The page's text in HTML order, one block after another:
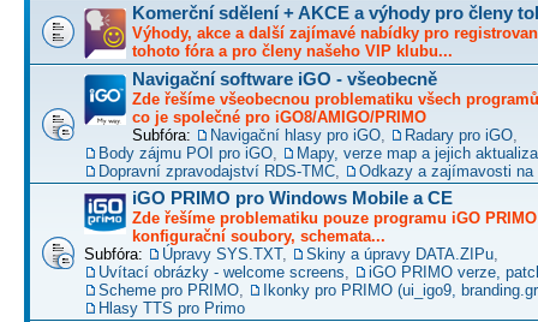
Komerční sdělení + AKCE a výhody pro členy
Výhody, akce a další zajímavé nabídky pro
tohoto fóra a pro členy našeho VIP klubu...
Navigační software iGO - všeobecně
Zde řešíme všeobecnou problematiku všech
co je společné pro iGO8/AMIGO/PRIMO
Subfóra:
Navigační hlasy pro iGO Radary pro iGO
Body zájmu POI pro iGO
Mapy, verze map a jejich
Dopravní zpravodajství RDS-TMC
Odkazy a zajímavosti na
iGO PRIMO pro Windows Mobile a CE
Zde řešíme problematiku pouze programu iGO
konfigurační soubory, schemata...
Subfóra:
Úpravy SYS.TXT, Skiny a úpravy DATA.ZIPu
Uvítací obrázky - welcome screens
iGO PRIMO verze,
Scheme pro PRIMO
Ikonky pro PRIMO (ui_igo9,
Hlasy TTS pro Primo